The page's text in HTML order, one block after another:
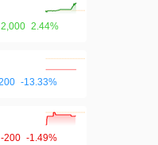
2,000 2.44%
-13.33%
-200 -1.49%